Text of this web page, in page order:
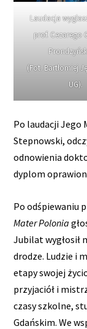
Laudacja
prof. Cezarego
(Fot. Bartłomiej
UG).
Po laudacji Jego
Stepnowski,
odnowienia
dyplom
Po odśpiewaniu
Mater Polonia
Jubilat wygłosił
drodze. Ludzie i
etapy swojej
przyjaciół i
czasy szkolne,
Gdańskim. We